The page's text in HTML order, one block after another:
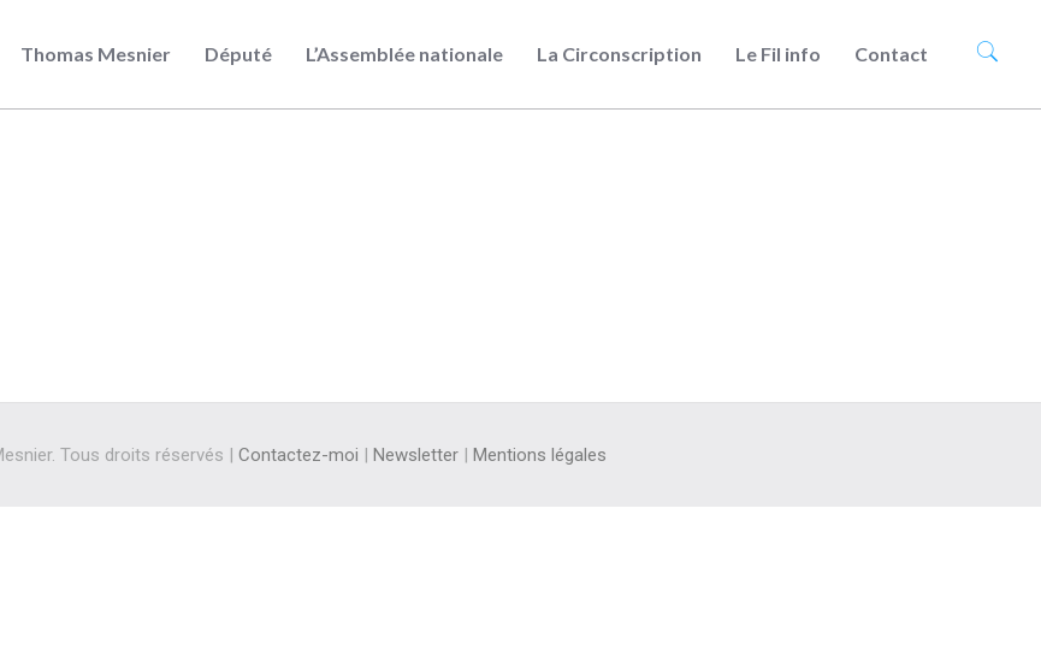
Thomas Mesnier Député L’Assemblée nationale La Circonscription Le Fil info Contact
Tous droits réservés |Contactez-moi |Newsletter |Mentions légales